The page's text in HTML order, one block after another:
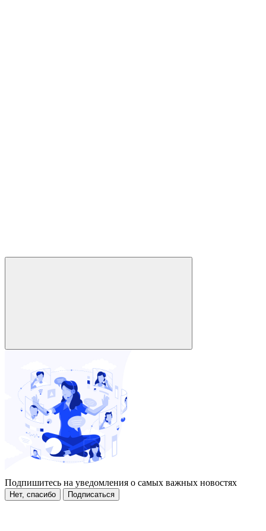
Подпишитесь на уведомления о самых важных новостях
Нет, спасибо Подписаться